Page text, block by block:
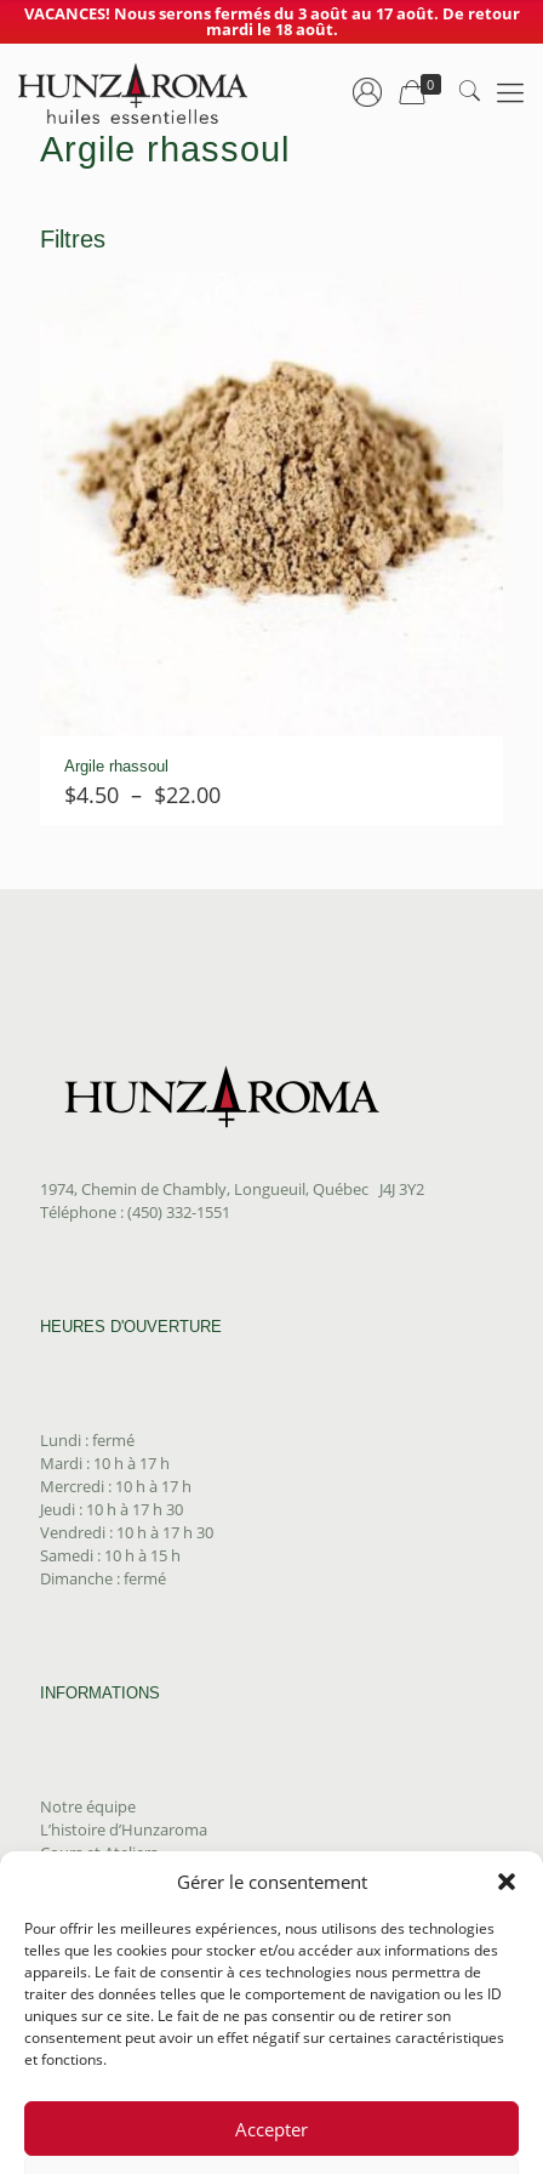
Gérer le consentement
Pour offrir les meilleures expériences, nous utilisons des technologies
telles que les cookies pour stocker et/ou accéder aux informations des
appareils. Le fait de consentir à ces technologies nous permettra de
traiter des données telles que le comportement de navigation ou les ID
uniques sur ce site. Le fait de ne pas consentir ou de retirer son
consentement peut avoir un effet négatif sur certaines caractéristiques
et fonctions.
Accepter
VACANCES! Nous serons fermés du 3 août au 17 août. De retour
mardi le 18 août.
0
Argile rhassoul
Filtres
Argile rhassoul
$4.50 – $22.00Plage
1974, Chemin de Chambly, Longueuil, Québec J4J 3Y2
Téléphone : (450) 332-1551
HEURES D'OUVERTURE
Lundi : fermé
Mardi : 10 h à 17 h
Mercredi : 10 h à 17 h
Jeudi : 10 h à 17 h 30
Vendredi : 10 h à 17 h 30
Samedi : 10 h à 15 h
Dimanche : fermé
INFORMATIONS
Notre équipe
L’histoire d’Hunzaroma
Cours et Ateliers
Trouver nos produits
Politique de frais d'envoi
Termes et conditions
Politique de remboursement